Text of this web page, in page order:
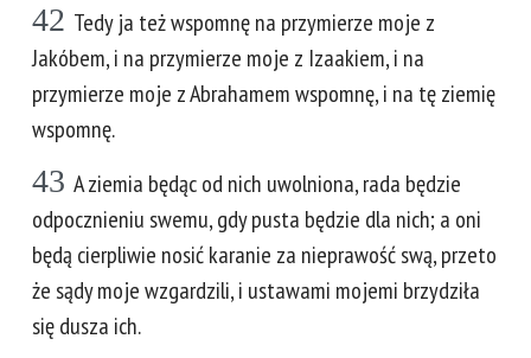
42 Tedy ja też wspomnę na przymierze moje z
Jakóbem, i na przymierze moje z Izaakiem, i na
przymierze moje z Abrahamem wspomnę, i na tę ziemię
wspomnę.
43 A ziemia będąc od nich uwolniona, rada będzie
odpocznieniu swemu, gdy pusta będzie dla nich; a oni
będą cierpliwie nosić karanie za nieprawość swą, przeto
że sądy moje wzgardzili, i ustawami mojemi brzydziła
się dusza ich.